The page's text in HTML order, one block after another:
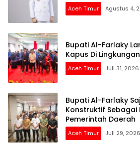
Aceh Timur Agustus 4,
Bupati Al-Farlaky
Kapus Di
Aceh Timur Juli 31, 2026
Bupati Al-Farlaky
Konstruktif Sebagai
Pemerintah Daerah
Aceh Timur Juli 29, 2026